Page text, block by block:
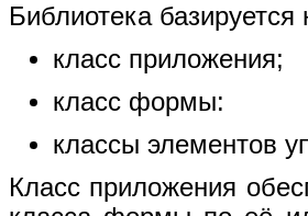
Библиотека
класс приложения;
класс формы:
классы элементов
Класс приложения